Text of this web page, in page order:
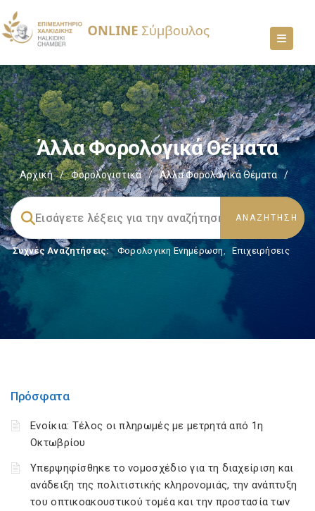
Άλλα Φορολογικά Θέματα
Αρχική / Φορολογιστικά / Άλλα Φορολογικά Θέματα /
Συχνές Αναζητήσεις: Φορολογικη Ενημέρωση, Επιχειρήσεις
Πρόσφατα
Ενοίκια: Τέλος οι πληρωμές με μετρητά από 1η
Οκτωβρίου
Υπερψηφίσθηκε το νομοσχέδιο για τη διαχείριση και
ανάδειξη της πολιτιστικής κληρονομιάς, την ανάπτυξη
του οπτικοακουστικού τομέα και την προστασία των